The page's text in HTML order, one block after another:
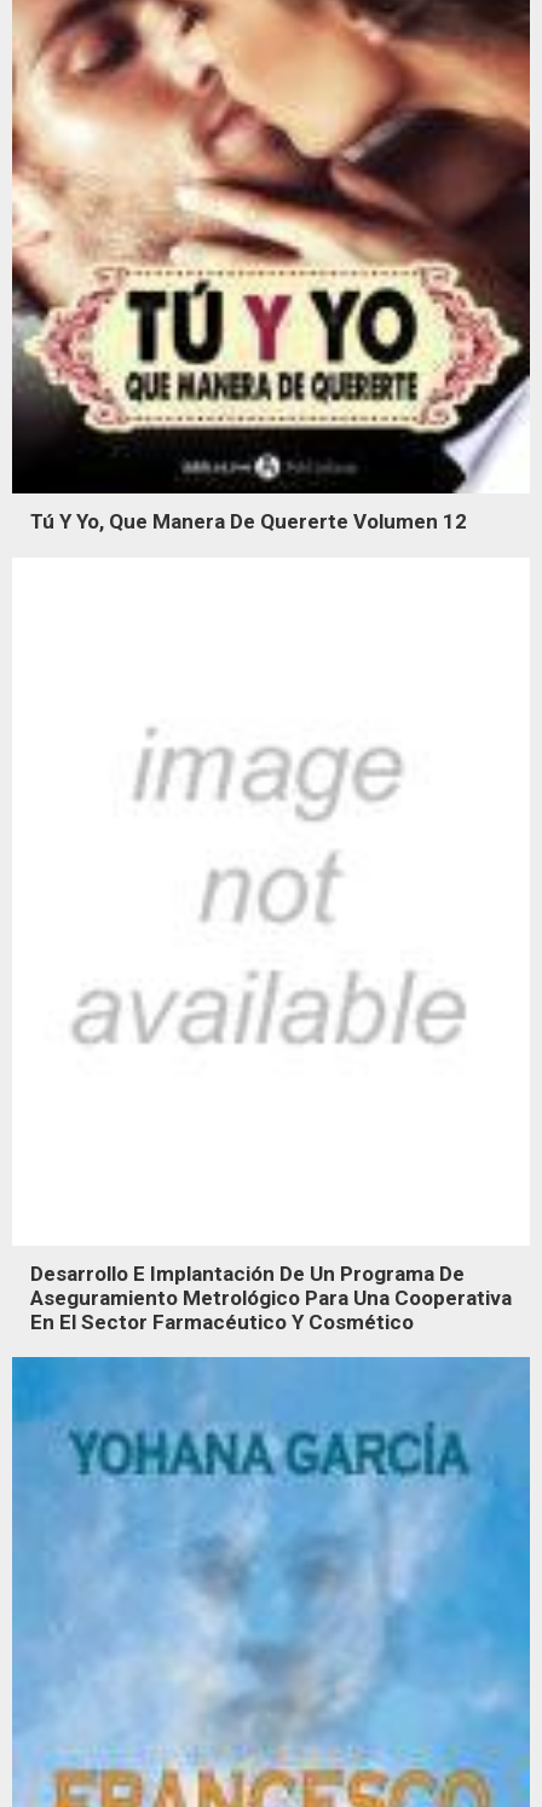
Tú Y Yo, Que Manera De Quererte Volumen 12
Desarrollo E Implantación De Un Programa De
Aseguramiento Metrológico Para Una Cooperativa
En El Sector Farmacéutico Y Cosmético